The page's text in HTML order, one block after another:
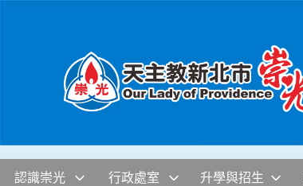
認識崇光 行政處室 升學與招生